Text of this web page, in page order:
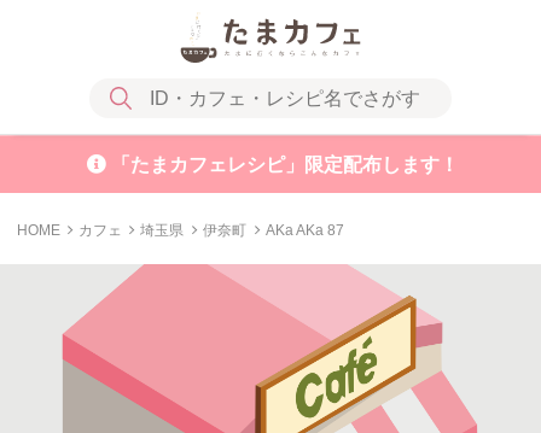
「たまカフェレシピ」限定配布します！
HOME カフェ 埼玉県 伊奈町 AKa AKa 87